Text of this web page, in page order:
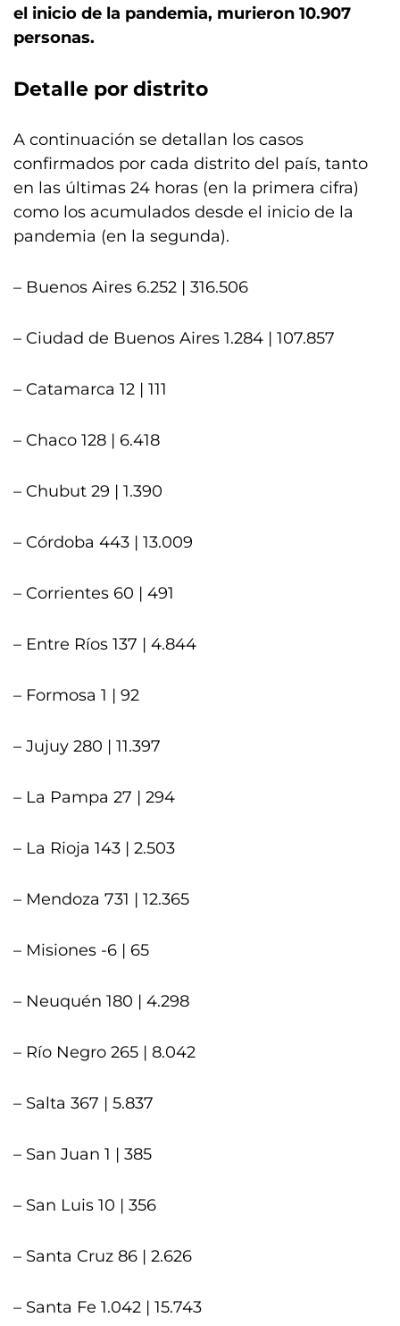
el inicio de la pandemia, murieron 10.907
personas.
Detalle por distrito
A continuación se detallan los casos
confirmados por cada distrito del país, tanto
en las últimas 24 horas (en la primera cifra)
como los acumulados desde el inicio de la
pandemia (en la segunda).
– Buenos Aires 6.252 | 316.506
– Ciudad de Buenos Aires 1.284 | 107.857
– Catamarca 12 | 111
– Chaco 128 | 6.418
– Chubut 29 | 1.390
– Córdoba 443 | 13.009
– Corrientes 60 | 491
– Entre Ríos 137 | 4.844
– Formosa 1 | 92
– Jujuy 280 | 11.397
– La Pampa 27 | 294
– La Rioja 143 | 2.503
– Mendoza 731 | 12.365
– Misiones -6 | 65
– Neuquén 180 | 4.298
– Río Negro 265 | 8.042
– Salta 367 | 5.837
– San Juan 1 | 385
– San Luis 10 | 356
– Santa Cruz 86 | 2.626
– Santa Fe 1.042 | 15.743